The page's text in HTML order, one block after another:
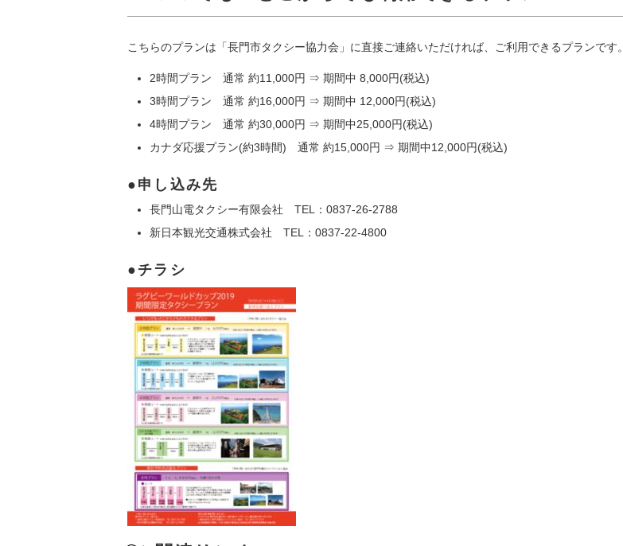
こちらのプランは「長門市タクシー協力会」に直接ご連絡いただければ、ご利用できるプランです。
2時間プラン 通常 約11,000円 ⇒ 期間中 8,000円(税込)
3時間プラン 通常 約16,000円 ⇒ 期間中 12,000円(税込)
4時間プラン 通常 約30,000円 ⇒ 期間中25,000円(税込)
カナダ応援プラン(約3時間) 通常 約15,000円 ⇒ 期間中12,000円(税込)
申し込み先
長門山電タクシー有限会社 TEL：0837-26-2788
新日本観光交通株式会社 TEL：0837-22-4800
チラシ